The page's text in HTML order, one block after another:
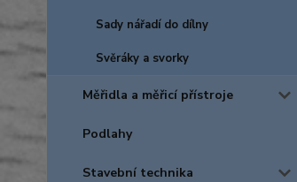
Sady nářadí do dílny
Svěráky a svorky
Měřidla a měřicí přístroje
Podlahy
Stavební technika